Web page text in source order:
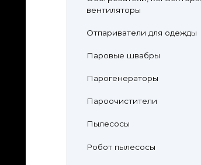
вентиляторы
Отпариватели для одежды
Паровые швабры
Парогенераторы
Пароочистители
Пылесосы
Робот пылесосы